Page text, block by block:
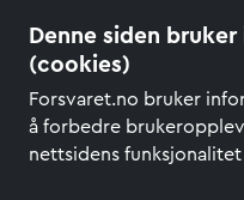
Denne siden
(cookies)
Forsvaret.no bruker
å forbedre
nettsidens